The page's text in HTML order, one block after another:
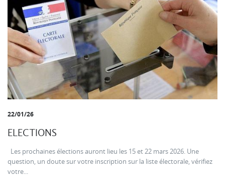
22/01/26
ELECTIONS
Les prochaines élections auront lieu les 15 et 22 mars 2026. Une
question, un doute sur votre inscription sur la liste électorale, vérifiez
votre...